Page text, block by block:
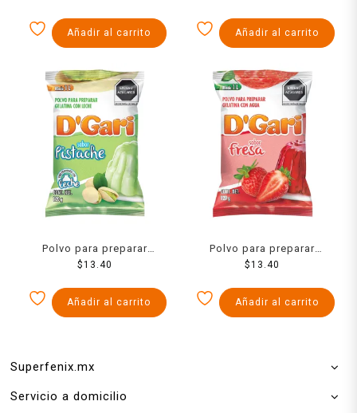
Añadir al carrito Añadir al carrito
Polvo para preparar
gelatina D´Gari de leche
$13.40
Añadir al carrito
Polvo para preparar
gelatina D´Gari de agua
$13.40
Añadir al carrito
Superfenix.mx
Servicio a domicilio